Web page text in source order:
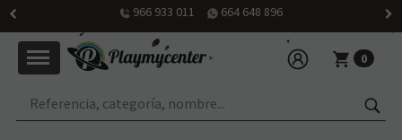
Horario: martes a viernes de 10h30 a 14h y de 16h30 a 20h; sábado
de 10h30 a 14 h
0